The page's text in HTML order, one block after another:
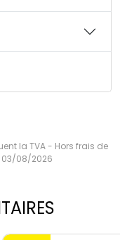
la TVA - Hors frais de
03/08/2026